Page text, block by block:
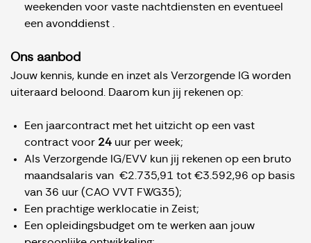
weekenden voor vaste nachtdiensten en eventueel
een avonddienst .
Ons aanbod
Jouw kennis, kunde en inzet als Verzorgende IG worden
uiteraard beloond. Daarom kun jij rekenen op:
Een jaarcontract met het uitzicht op een vast
contract voor 24 uur per week;
Als Verzorgende IG/EVV kun jij rekenen op een bruto
maandsalaris van €2.735,91 tot €3.592,96 op basis
van 36 uur (CAO VVT FWG35);
Een prachtige werklocatie in Zeist;
Een opleidingsbudget om te werken aan jouw